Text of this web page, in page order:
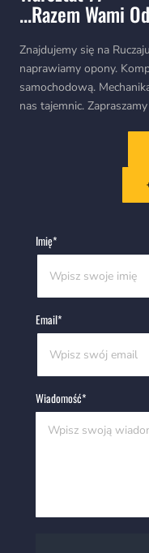
...Razem Wami
Znajdujemy się na
naprawiamy opony.
samochodową.
nas tajemnic.
Imię*
Email*
Wiadomość*